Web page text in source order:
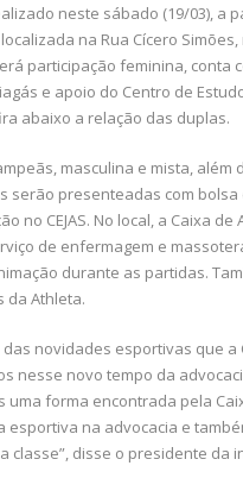
neste sábado (19/03), a
na Rua Cícero Simões,
participação feminina, conta
e apoio do Centro de
abaixo a relação das duplas.
masculina e mista, além
serão presenteadas com bolsa
no CEJAS. No local, a Caixa de
de enfermagem e
durante as partidas.
da Athleta.
novidades esportivas que a
nesse novo tempo da
uma forma encontrada pela
esportiva na advocacia e
classe”, disse o presidente da